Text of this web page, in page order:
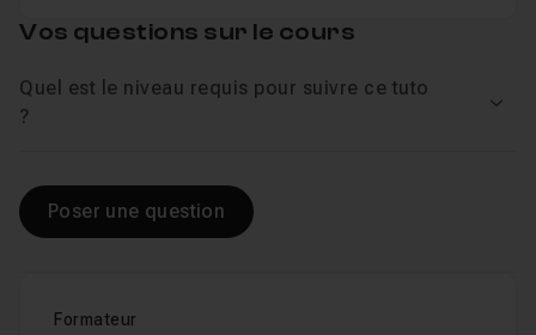
Formateur
Vos questions sur le cours
Quel est le niveau requis pour suivre ce tuto
?
Poser une question